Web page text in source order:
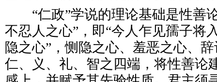
“仁政”学说的理论基础是性善
不忍人之心”，即“今人乍见孺子将
隐之心”，恻隐之心、羞恶之心、
仁、义、礼、智之四端，将性善论